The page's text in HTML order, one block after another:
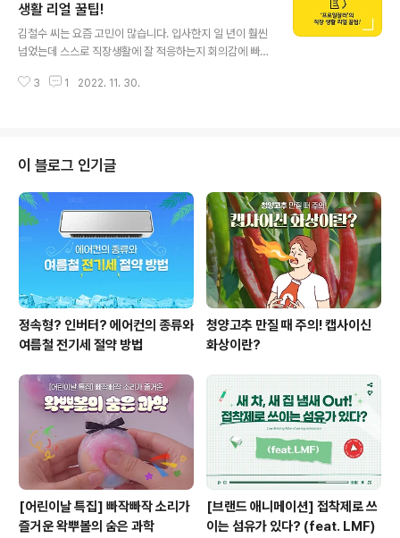
한계가 있다는 사실을 금방 깨닫게 됩니다. 왜 그런걸까요?
잘 변하지 않는 굳은 생각, 즉 '고정관념' 때문입니다. 고정
관념이 얼마나 우리의 사고를 지배하고 있는지 알려주는
유연상' 실험인데요. 이들은 100명의 사람에게 ‘파란색 하
생활 리얼 꿀팁!
김철수 씨는 요즘 고민이 많습니다. 입사한지 일 년이 훨씬
넘었는데 스스로 직장생활에 잘 적응하는지 회의감에 빠질
하고 있는 것인지 누가 알려준다면 좋을 텐데 말이죠. 김철
활을 하고 있는지 누군가 방향과 자세를 교정해준다면 훨
씬 지혜롭게 일 할 수 있을 테니까요. 하지만 코칭이 없더라
도 방법은 있습니다. 스스로 자신을 교정해보는 '셀프코
칭'은 직장인에게는 큰 도움이 됩니다. 1. 사회에는 공짜가
없다 공짜가 당연하다고 생각되는 순간 감사의 태도가 사
라집니다. 경력사원으로 입사한 ..
3 1 2022. 11. 30.
이 블로그 인기글
정속형? 인버터? 에어컨의 종류와
여름철 전기세 절약 방법
청양고추 만질 때 주의! 캡사이신
화상이란?
[어린이날 특집] 빠작빠작 소리가
즐거운 왁뿌볼의 숨은 과학
[브랜드 애니메이션] 접착제로 쓰
이는 섬유가 있다? (feat. LMF)